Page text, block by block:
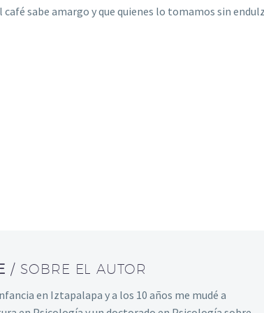
sabe amargo y que quienes lo tomamos sin
/ SOBRE EL AUTOR
en Iztapalapa y a los 10 años me mudé a